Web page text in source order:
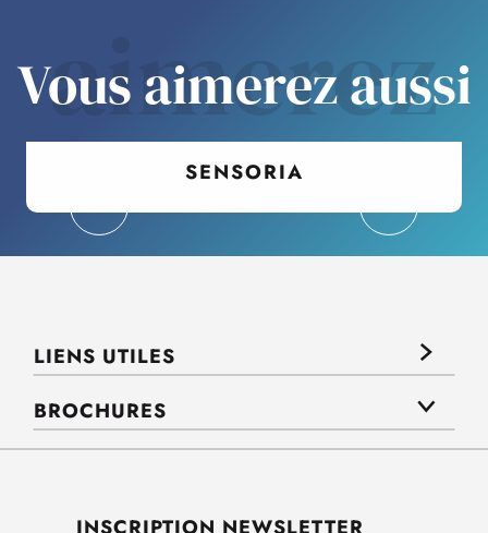
aimerez
Vous aimerez aussi
SENSORIA
LIENS UTILES
BROCHURES